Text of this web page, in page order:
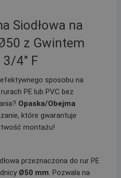
Siodłowa na
z Gwintem
4″ F
sposobu na
PE lub PVC bez
Opaska/Obejma
które gwarantuje
montażu!
przeznaczona do rur PE
Ø50 mm. Pozwala na